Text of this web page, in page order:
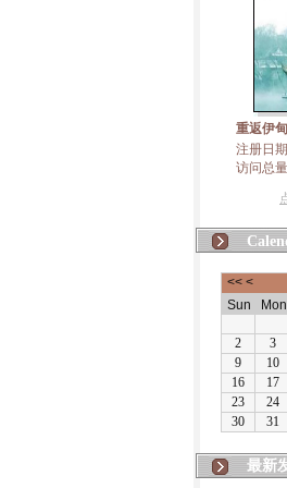
重返伊
注册日
访问总
最新